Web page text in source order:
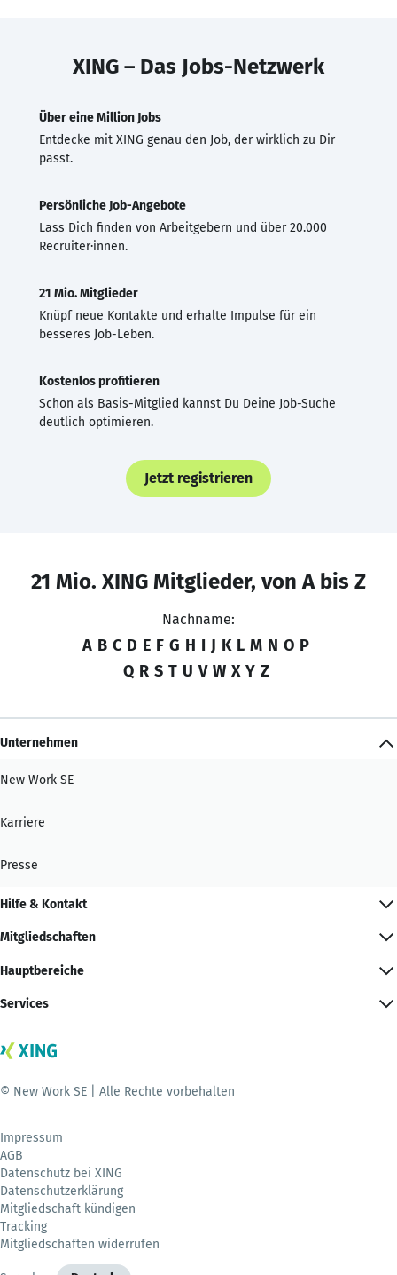
XING – Das Jobs-Netzwerk
Über eine Million Jobs
Entdecke mit XING genau den Job, der wirklich zu Dir
passt.
Persönliche Job-Angebote
Lass Dich finden von Arbeitgebern und über 20.000
Recruiter·innen.
21 Mio. Mitglieder
Knüpf neue Kontakte und erhalte Impulse für ein
besseres Job-Leben.
Kostenlos profitieren
Schon als Basis-Mitglied kannst Du Deine Job-Suche
deutlich optimieren.
Jetzt registrieren
21 Mio. XING Mitglieder, von A bis Z
Nachname:
A B C D E F G H I J K L M N O P
Q R S T U V W X Y Z
Unternehmen
New Work SE
Karriere
Presse
Hilfe & Kontakt
Mitgliedschaften
Hauptbereiche
Services
© New Work SE | Alle Rechte vorbehalten
Impressum
AGB
Datenschutz bei XING
Datenschutzerklärung
Mitgliedschaft kündigen
Tracking
Mitgliedschaften widerrufen